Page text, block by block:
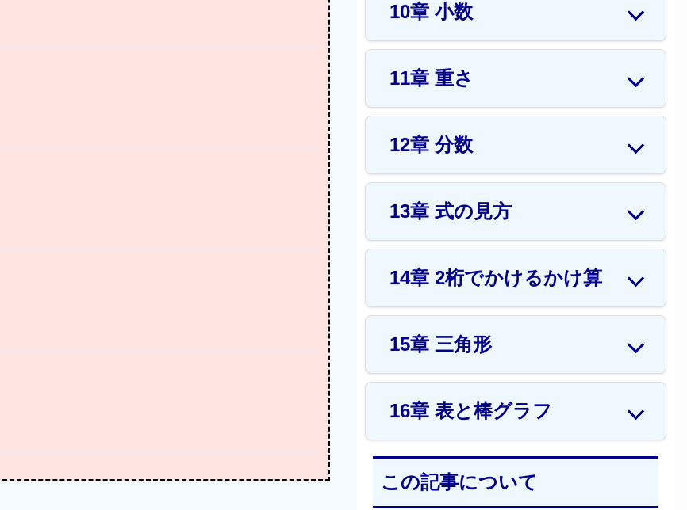
10章 小数
11章 重さ
12章 分数
13章 式の見方
14章 2桁でかけるかけ算
15章 三角形
16章 表と棒グラフ
この記事について